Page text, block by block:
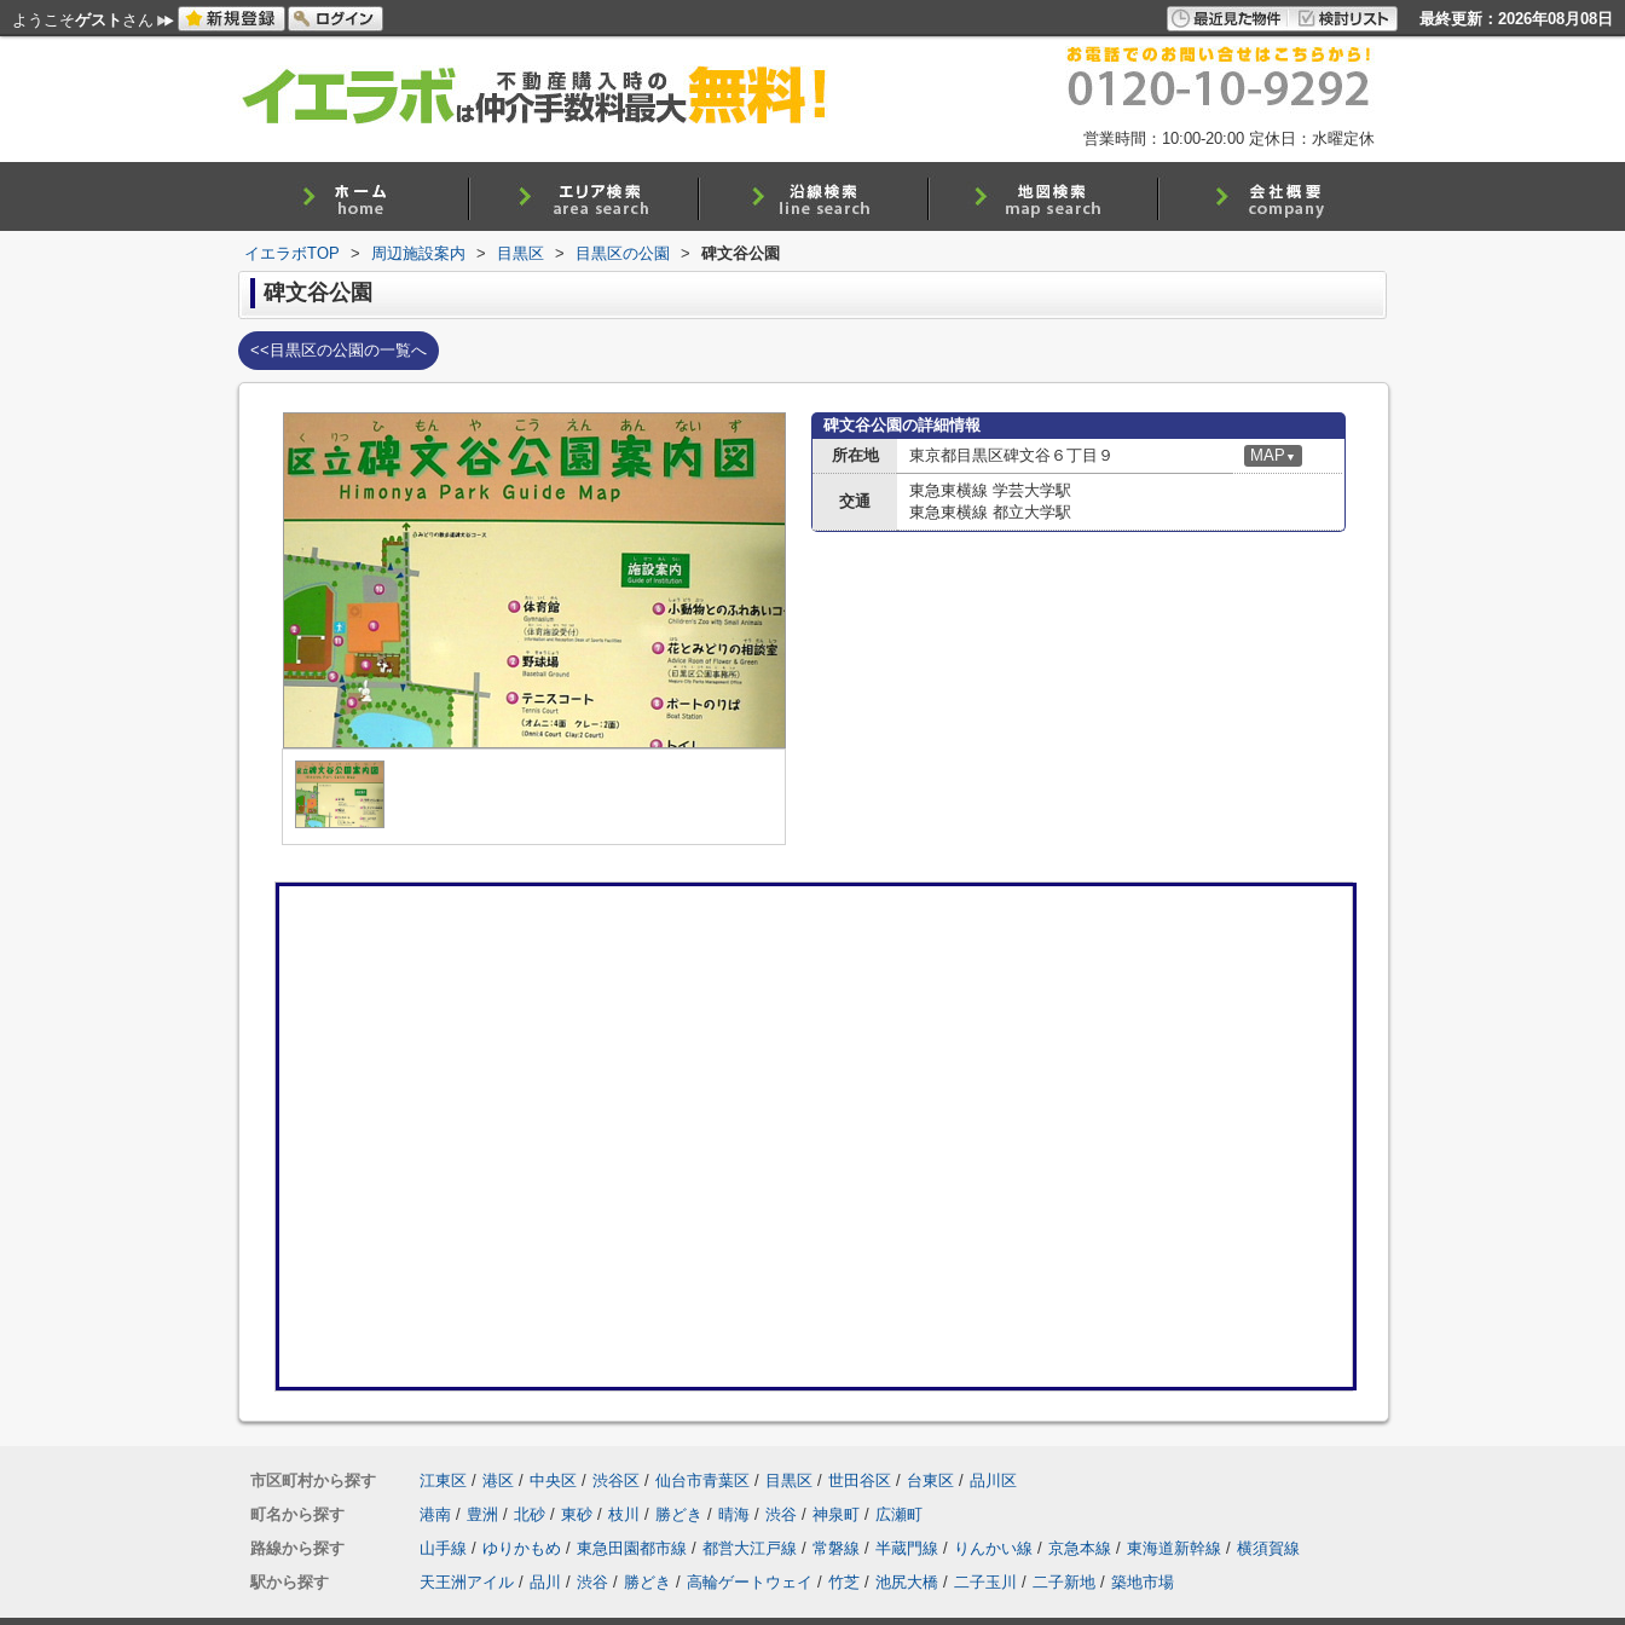
ようこそゲスト さん 最終更新：2026年08月08日
営業時間：10:00-20:00 定休日：水曜定休
イエラボTOP > 周辺施設案内 > 目黒区 > 目黒区の公園 > 碑文谷公園
碑文谷公園
<<目黒区の公園の一覧へ
碑文谷公園の詳細情報
所在地
東京都目黒区碑文谷６丁目９ MAP ▼
交通
東急東横線 学芸大学駅
東急東横線 都立大学駅
市区町村から探す 江東区 / 港区 / 中央区 / 渋谷区 / 仙台市青葉区 / 目黒区 / 世田谷区 / 台東区 / 品川区
町名から探す
港南 / 豊洲 / 北砂 / 東砂 / 枝川 / 勝どき / 晴海 / 渋谷 / 神泉町 / 広瀬町
路線から探す
山手線 / ゆりかもめ / 東急田園都市線 / 都営大江戸線 / 常磐線 / 半蔵門線 / りんかい線 / 京急本線 / 東海道新幹線 / 横須賀線
駅から探す
天王洲アイル / 品川 / 渋谷 / 勝どき / 高輪ゲートウェイ / 竹芝 / 池尻大橋 / 二子玉川 / 二子新地 / 築地市場